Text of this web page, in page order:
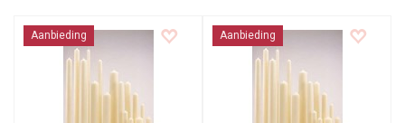
Aanbieding Aanbieding